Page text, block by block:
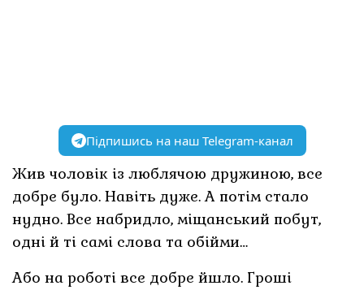
Підпишись на наш Telegram-канал
Жив чоловік із люблячою дружиною, все
добре було. Навіть дуже. А потім стало
нудно. Все набридло, міщанський побут,
одні й ті самі слова та обійми…
Або на роботі все добре йшло. Гроші